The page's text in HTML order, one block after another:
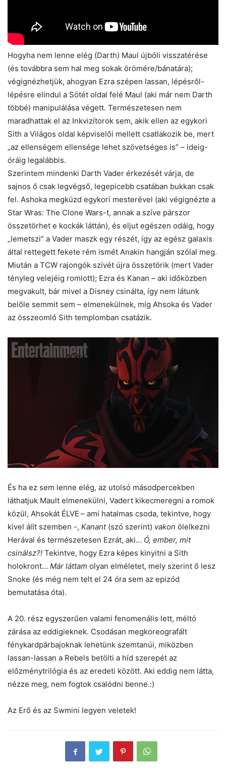
Hogyha nem lenne elég (Darth) Maul újbóli visszatérése
(és továbbra sem hal meg sokak örömére/bánatára);
végignézhetjük, ahogyan Ezra szépen lassan, lépésről-
lépésre elindul a Sötét oldal felé Maul (aki már nem Darth
többé) manipulálása végett. Természetesen nem
maradhattak el az Inkvizítorok sem, akik ellen az egykori
Sith a Világos oldal képviselői mellett csatlakozik be, mert
„az ellenségem ellensége lehet szövetséges is” – ideig-
óráig legalábbis.
Szerintem mindenki Darth Vader érkezését várja, de
sajnos ő csak legvégső, legepicebb csatában bukkan csak
fel. Ashoka megküzd egykori mesterével (aki végignézte a
Star Wras: The Clone Wars-t, annak a szíve párszor
összetörhet e kockák láttán), és eljut egészen odáig, hogy
„lemetszi” a Vader maszk egy részét, így az egész galaxis
által rettegett fekete rém ismét Anakin hangján szólal meg.
Miután a TCW rajongók szívét újra összetörik (mert Vader
tényleg velejéig romlott); Ezra és Kanan – aki időközben
megvakult, bár mivel a Disney csinálta, így nem látunk
belőle semmit sem – elmenekülnek, míg Ahsoka és Vader
az összeomló Sith templomban csatázik.
És ha ez sem lenne elég, az utolsó másodpercekben
láthatjuk Mault elmenekülni, Vadert kikecmeregni a romok
közül, Ahsokát ÉLVE – ami hatalmas csoda, tekintve, hogy
kivel állt szemben -, Kanant(szó szerint) vakon ölelkezni
Herával és természetesen Ezrát, aki… Ó, ember, mit
csinálsz?! Tekintve, hogy Ezra képes kinyitni a Sith
holokront… Már láttam olyan elméletet, mely szerint ő lesz
Snoke (és még nem telt el 24 óra sem az epizód
bemutatása óta).
A 20. rész egyszerűen valami fenomenális lett, méltó
zárása az eddigieknek. Csodásan megkoreografált
fénykardpárbajoknak lehetünk szemtanúi, miközben
lassan-lassan a Rebels betölti a híd szerepét az
előzménytrilógia és az eredeti között. Aki eddig nem látta,
nézze meg, nem fogtok csalódni benne.:)
Az Erő és az Swmini legyen veletek!